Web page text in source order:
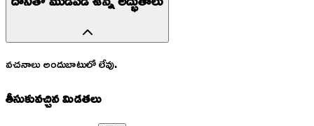
వచనాలు అందుబాటులో లేవు.
తీసుకువచ్చిన మిడతలు